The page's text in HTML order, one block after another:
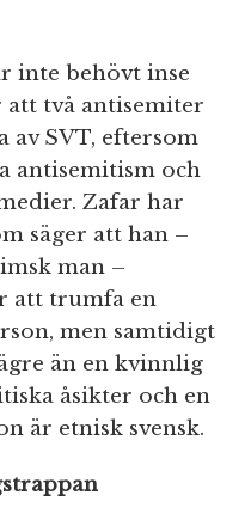
inte behövt inse
två antisemiter
av SVT, eftersom
antisemitism och
Zafar har
säger att han –
man –
att trumfa en
men samtidigt
än en kvinnlig
åsikter och en
är etnisk svensk.